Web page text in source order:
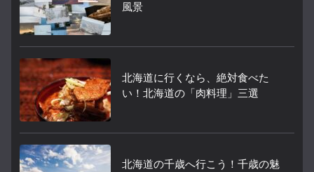
風景
北海道に行くなら、絶対食べた
い！北海道の「肉料理」三選
北海道の千歳へ行こう！千歳の魅